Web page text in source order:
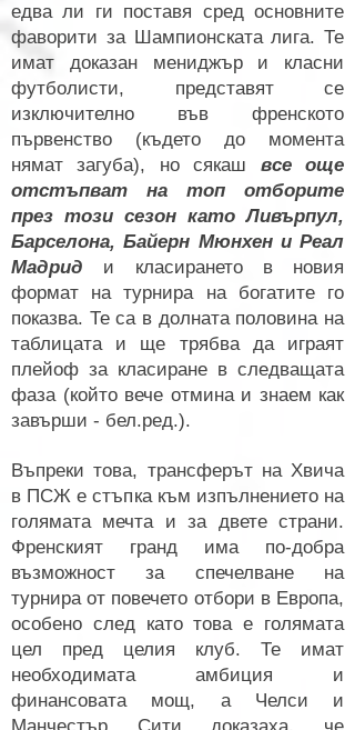
едва ли ги поставя сред основните
фаворити за Шампионската лига. Те
имат доказан мениджър и класни
футболисти, представят се
изключително във френското
първенство (където до момента
нямат загуба), но сякаш все още
отстъпват на топ отборите
през този сезон като Ливърпул,
Барселона, Байерн Мюнхен и Реал
Мадрид и класирането в новия
формат на турнира на богатите го
показва. Те са в долната половина на
таблицата и ще трябва да играят
плейоф за класиране в следващата
фаза (който вече отмина и знаем как
завърши - бел.ред.).
Въпреки това, трансферът на Хвича
в ПСЖ е стъпка към изпълнението на
голямата мечта и за двете страни.
Френският гранд има по-добра
възможност за спечелване на
турнира от повечето отбори в Европа,
особено след като това е голямата
цел пред целия клуб. Те имат
необходимата амбиция и
финансовата мощ, а Челси и